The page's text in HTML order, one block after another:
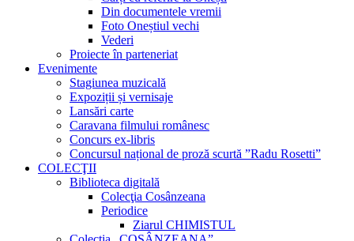
Din documentele vremii
Foto Oneștiul vechi
Vederi
Proiecte în parteneriat
Evenimente
Stagiunea muzicală
Expoziții și vernisaje
Lansări carte
Caravana filmului românesc
Concurs ex-libris
Concursul național de proză scurtă ”Radu Rosetti”
COLECŢII
Biblioteca digitală
Colecţia Cosânzeana
Periodice
Ziarul CHIMISTUL